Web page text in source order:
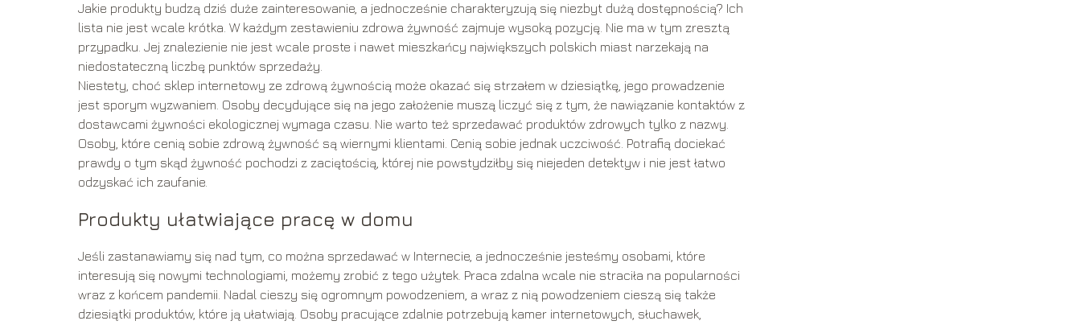
Jakie produkty budzą dziś duże zainteresowanie, a jednocześnie charakteryzują się niezbyt dużą dostępnością? Ich
lista nie jest wcale krótka. W każdym zestawieniu zdrowa żywność zajmuje wysoką pozycję. Nie ma w tym zresztą
przypadku. Jej znalezienie nie jest wcale proste i nawet mieszkańcy największych polskich miast narzekają na
niedostateczną liczbę punktów sprzedaży.
Niestety, choć sklep internetowy ze zdrową żywnością może okazać się strzałem w dziesiątkę, jego prowadzenie
jest sporym wyzwaniem. Osoby decydujące się na jego założenie muszą liczyć się z tym, że nawiązanie kontaktów z
dostawcami żywności ekologicznej wymaga czasu. Nie warto też sprzedawać produktów zdrowych tylko z nazwy.
Osoby, które cenią sobie zdrową żywność są wiernymi klientami. Cenią sobie jednak uczciwość. Potrafią dociekać
prawdy o tym skąd żywność pochodzi z zaciętością, której nie powstydziłby się niejeden detektyw i nie jest łatwo
odzyskać ich zaufanie.
Produkty ułatwiające pracę w domu
Jeśli zastanawiamy się nad tym, co można sprzedawać w Internecie, a jednocześnie jesteśmy osobami, które
interesują się nowymi technologiami, możemy zrobić z tego użytek. Praca zdalna wcale nie straciła na popularności
wraz z końcem pandemii. Nadal cieszy się ogromnym powodzeniem, a wraz z nią powodzeniem cieszą się także
dziesiątki produktów, które ją ułatwiają. Osoby pracujące zdalnie potrzebują kamer internetowych, słuchawek,